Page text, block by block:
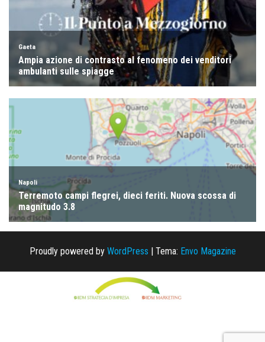
Proudly powered by WordPress | Tema: Envo Magazine